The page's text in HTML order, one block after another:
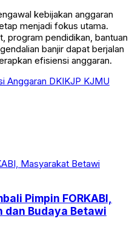
kebijakan anggaran
menjadi fokus utama.
program pendidikan, bantuan
banjir dapat berjalan
efisiensi anggaran.
Anggaran DKIKJP KJMU
Pimpin FORKABI,
dan Budaya Betawi